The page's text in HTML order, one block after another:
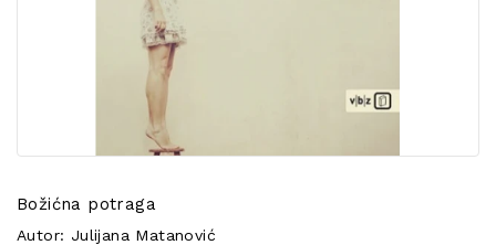
Božićna potraga
Autor: Julijana Matanović